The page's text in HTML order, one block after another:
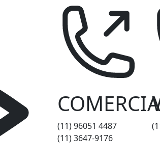
(11) 96051 4487
(11) 3647-9176